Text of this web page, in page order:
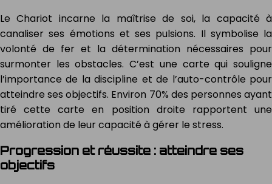
Le Chariot incarne la maîtrise de soi, la capacité à
canaliser ses émotions et ses pulsions. Il symbolise la
volonté de fer et la détermination nécessaires pour
surmonter les obstacles. C’est une carte qui souligne
l’importance de la discipline et de l’auto-contrôle pour
atteindre ses objectifs. Environ 70% des personnes ayant
tiré cette carte en position droite rapportent une
amélioration de leur capacité à gérer le stress.
Progression et réussite : atteindre ses
objectifs